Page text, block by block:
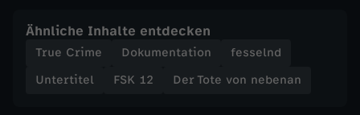
m
i
Ähnliche Inhalte entdecken
True Crime Dokumentation
fesselnd
Untertitel
FSK 12 Der Tote von nebenan